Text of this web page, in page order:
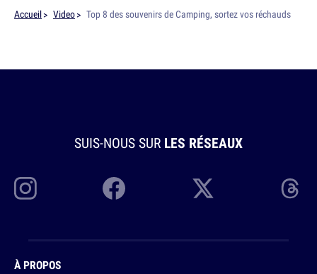
Accueil Video Top 8 des souvenirs de Camping, sortez vos réchauds
SUIS-NOUS SUR LES RÉSEAUX
À PROPOS